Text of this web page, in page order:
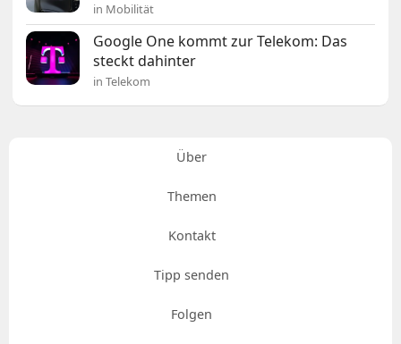
in Mobilität
Google One kommt zur Telekom: Das
steckt dahinter
in Telekom
Über
Themen
Kontakt
Tipp senden
Folgen